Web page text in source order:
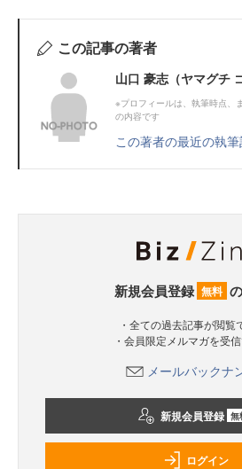
この記事の著者
山口 豪志（ヤマグチ
※プロフィールは、執筆時点、
の内容です
この著者の最近の執
新規会員登録 無料
・全ての過去記事が閲覧
・会員限定メルマガを受
メールバックナ
新規会員登録 無
ログイン